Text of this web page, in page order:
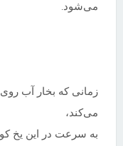
می‌شود.
زمانی که بخار آب
می‌کند،
به سرعت در این یخ